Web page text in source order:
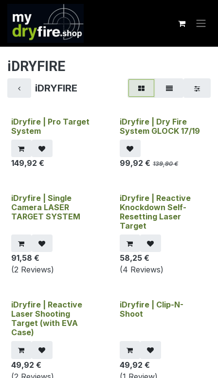
iDRYFIRE
iDRYFIRE
iDryfire | Pro Target
System
149,92 €
iDryfire | Dry Fire
System GLOCK 17/19
99,92 € 139,90€
iDryfire | Single
Camera LASER
TARGET SYSTEM
91,58 €
(2 Reviews)
iDryfire | Reactive
Knockdown Self-
Resetting Laser
Target
58,25€
(4 Reviews)
iDryfire | Reactive
Laser Shooting
Target (with EVA
Case)
49,92 €
iDryfire | Clip-N-
Shoot
49,92 €